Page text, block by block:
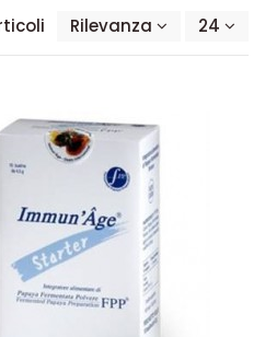
Rilevanza 24